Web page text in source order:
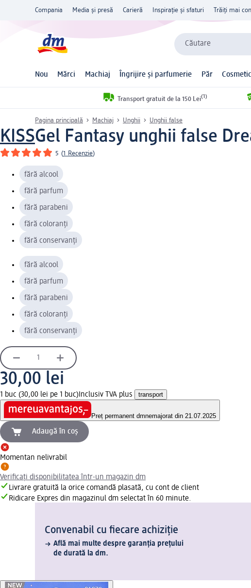
Compania Media și presă Carieră Inspirație și sfaturi Trăiți mai
Căutare
Nou Mărci Machiaj Îngrijire și parfumerie Păr
Transport gratuit de la 150 Lei(1)
Pagina principală Machiaj Unghii Unghii false
KISSGel Fantasy unghii false
5 (1 Recenzie)
fără alcool
fără parfum
fără parabeni
fără coloranți
fără conservanți
fără alcool
fără parfum
fără parabeni
fără coloranți
fără conservanți
30,00 lei
1 buc (30,00 lei pe 1 buc) Inclusiv TVA plus transport
Preț permanent dmnemajorat din 21.07.2025
Adaugă în coș
Momentan nelivrabil
Verificați disponibilitatea într-un magazin dm
Livrare gratuită la orice comandă plasată, cu cont de client
Ridicare Expres din magazinul dm selectat în 60 minute.
Convenabil cu fiecare achiziție
Află mai multe despre garanția prețului
de durată la dm.